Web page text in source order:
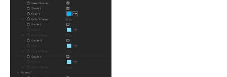
Color Range 1 〜 4
Process 1 〜 4
Enable Process